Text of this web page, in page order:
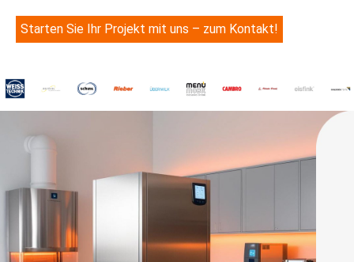
Starten Sie Ihr Projekt mit uns – zum Kontakt!